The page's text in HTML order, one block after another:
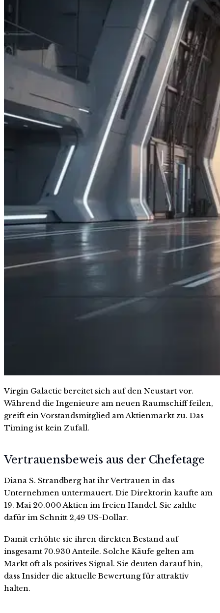
Virgin Galactic bereitet sich auf den Neustart vor.
Während die Ingenieure am neuen Raumschiff feilen,
greift ein Vorstandsmitglied am Aktienmarkt zu. Das
Timing ist kein Zufall.
Vertrauensbeweis aus der Chefetage
Diana S. Strandberg hat ihr Vertrauen in das
Unternehmen untermauert. Die Direktorin kaufte am
19. Mai 20.000 Aktien im freien Handel. Sie zahlte
dafür im Schnitt 2,49 US-Dollar.
Damit erhöhte sie ihren direkten Bestand auf
insgesamt 70.930 Anteile. Solche Käufe gelten am
Markt oft als positives Signal. Sie deuten darauf hin,
dass Insider die aktuelle Bewertung für attraktiv
halten.